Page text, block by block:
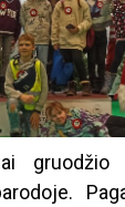
gruodžio